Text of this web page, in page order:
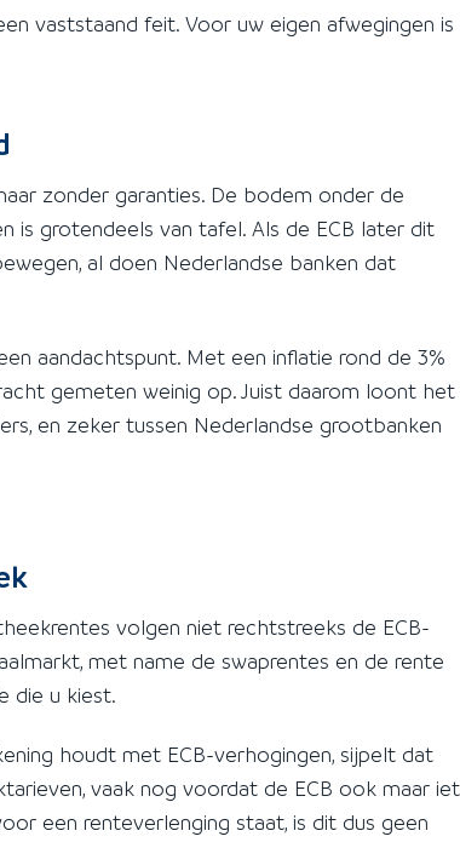
vaststaand feit. Voor uw eigen afwegingen is
zonder garanties. De bodem onder de
is grotendeels van tafel. Als de ECB later dit
al doen Nederlandse banken dat
aandachtspunt. Met een inflatie rond de 3%
gemeten weinig op. Juist daarom loont het
en zeker tussen Nederlandse grootbanken
volgen niet rechtstreeks de ECB-
met name de swaprentes en de rente
die u kiest.
houdt met ECB-verhogingen, sijpelt dat
vaak nog voordat de ECB ook maar
een renteverlenging staat, is dit dus geen